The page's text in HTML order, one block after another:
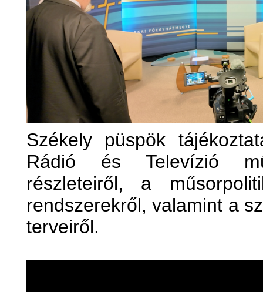
Székely püspök
Rádió és Televízió
részleteiről, a
rendszerekről, valamint a
terveiről.